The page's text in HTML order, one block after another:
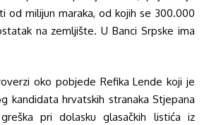
od milijun maraka, od kojih se 300.000
na zemljište. U Banci Srpske ima
oko pobjede Refika Lende koji je
kandidata hrvatskih stranaka Stjepana
pri dolasku glasačkih listića iz